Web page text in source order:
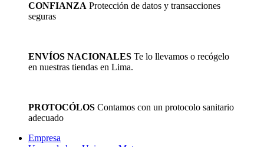
CONFIANZA Protección de datos y transacciones
seguras
ENVÍOS NACIONALES Te lo llevamos o recógelo
en nuestras tiendas en Lima.
PROTOCÓLOS Contamos con un protocolo sanitario
adecuado
Empresa